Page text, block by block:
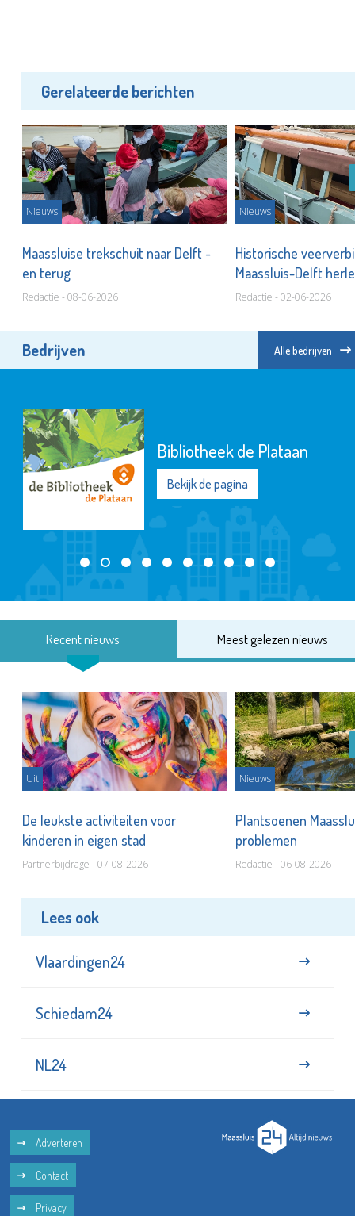
Gerelateerde berichten
Nieuws
Maassluise trekschuit naar Delft -
en terug
Redactie - 08-06-2026
Nieuws
Historische
Maassluis-Delft
Redactie - 02-06-2026
Bedrijven Alle bedrijven
Bibliotheek de Plataan
Bekijk de pagina
Recent nieuws Meest gelezen nieuws
Uit
De leukste activiteiten voor
kinderen in eigen stad
Partnerbijdrage - 07-08-2026
Nieuws
Plantsoenen
problemen
Redactie - 06-08-2026
Lees ook
Vlaardingen24
Schiedam24
NL24
Adverteren
Contact
Privacy